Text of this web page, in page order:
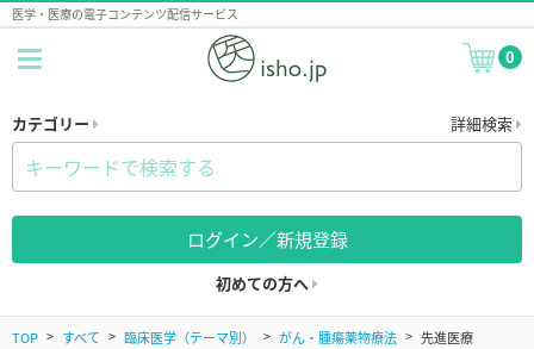
医学・医療の電子コンテンツ配信サービス
0
カテゴリー 詳細検索
ログイン／新規登録
初めての方へ
TOP すべて 臨床医学（テーマ別） がん・腫瘍薬物療法
先進医療